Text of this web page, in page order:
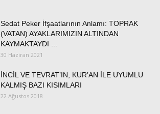
Sedat Peker İfşaatlarının Anlamı: TOPRAK
(VATAN) AYAKLARIMIZIN ALTINDAN
KAYMAKTAYDI ...
30 Haziran 2021
İNCİL VE TEVRAT’IN, KUR’AN İLE UYUMLU
KALMIŞ BAZI KISIMLARI
22 Ağustos 2018